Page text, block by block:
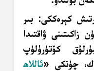
كېرەككى: بىر
زاكىتىنى ۋاقتىدا
كۆتۈرۈلۈپ
چۈنكى «ئاللاھ